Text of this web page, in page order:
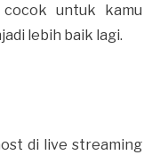
untuk kamu
lebih baik lagi.
di live streaming